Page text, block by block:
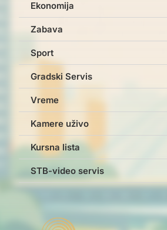
Ekonomija
Zabava
Sport
Gradski Servis
Vreme
Kamere uživo
Kursna lista
STB-video servis